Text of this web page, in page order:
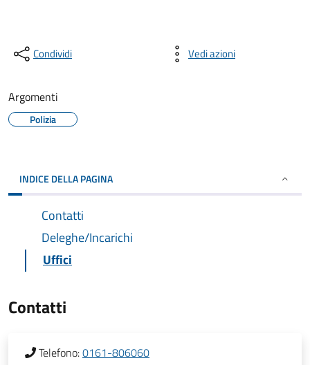
Condividi Vedi azioni
Argomenti
Polizia
INDICE DELLA PAGINA
Contatti
Deleghe/Incarichi
Uffici
Contatti
Telefono:0161-806060